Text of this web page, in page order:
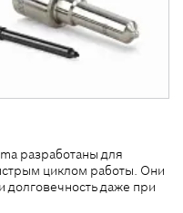
разработаны для
циклом работы. Они
долговечность даже при